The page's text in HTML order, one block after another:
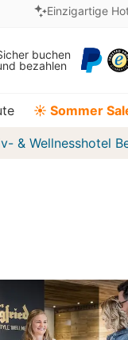
Einzigartige
buchen
bezahlen
☀️ Sommer
& Wellnesshotel